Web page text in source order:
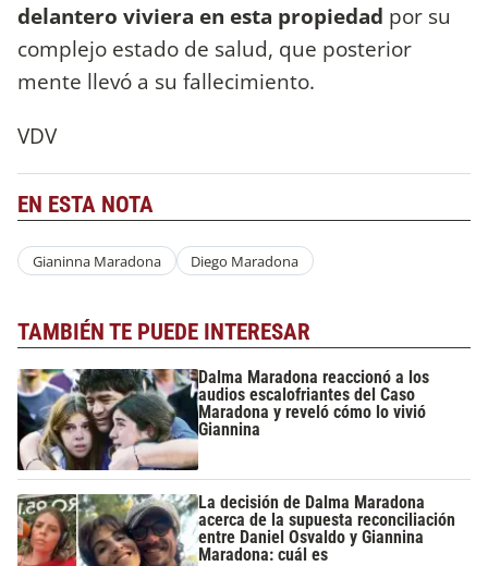
delantero viviera en esta propiedad por su
complejo estado de salud, que posterior
mente llevó a su fallecimiento.
VDV
EN ESTA NOTA
Gianinna Maradona Diego Maradona
TAMBIÉN TE PUEDE INTERESAR
Dalma Maradona reaccionó a los
audios escalofriantes del Caso
Maradona y reveló cómo lo vivió
Giannina
La decisión de Dalma Maradona
acerca de la supuesta reconciliación
entre Daniel Osvaldo y Giannina
Maradona: cuál es